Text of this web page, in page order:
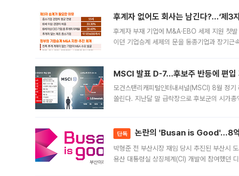
후계자 없어도 회사는 남긴다?…‘제3
후계자 부재 기업에 M&A·EBO 세제 지원 첫
이던 기업승계 세제의 문을 동종기업과 장기
MSCI 발표 D-7…후보주 반등에 편입
모건스탠리캐피털인터내셔널(MSCI) 8월 정기
쏠린다. 지난달 말 급락장으로 후보군의 시가
단독 논란의 'Busan is Good'…8억
박형준 전 부산시장 재임 당시 추진된 부산시
용산 대통령실 상징체계(CI) 개발에 참여했던